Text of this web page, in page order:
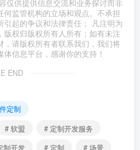
仅供提供信息交流和业务探讨而非
监管机构的立场和观点。不承担
起的争议和法律责任； 凡注明为
权归版权所有人所有；如有未注
请版权所有者联系我们，我们将
信息平台，感谢你的支持！
END
定制
# 软盟
# 定制开发服务
制开发 # 定制
# 场景